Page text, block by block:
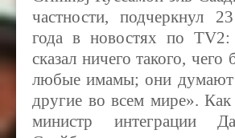
частности, подчеркнул
года в новостях по TV2:
сказал ничего такого, чего
любые имамы;они
другие во всем мире». Как
министр интеграции